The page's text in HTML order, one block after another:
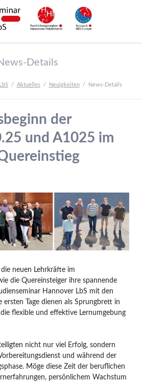
Details
Aktuelles Neuigkeiten News-Details
der
und A1025 im
neuen Lehrkräfte im
die Quereinsteiger ihre spannende
Hannover LbS mit den
ersten Tage dienen als Sprungbrett in
flexible und effektive Lernumgebung
nicht nur viel Erfolg, sondern
und während der
Möge diese Zeit der beruflichen
persönlichem Wachstum